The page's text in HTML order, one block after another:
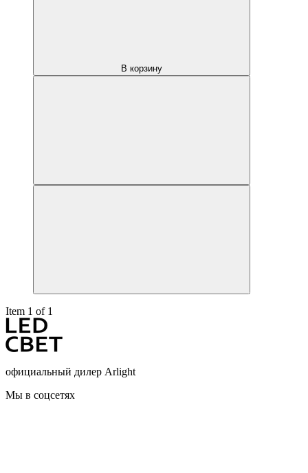
В корзину
Item 1 of 1
официальный дилер Arlight
Мы в соцсетях